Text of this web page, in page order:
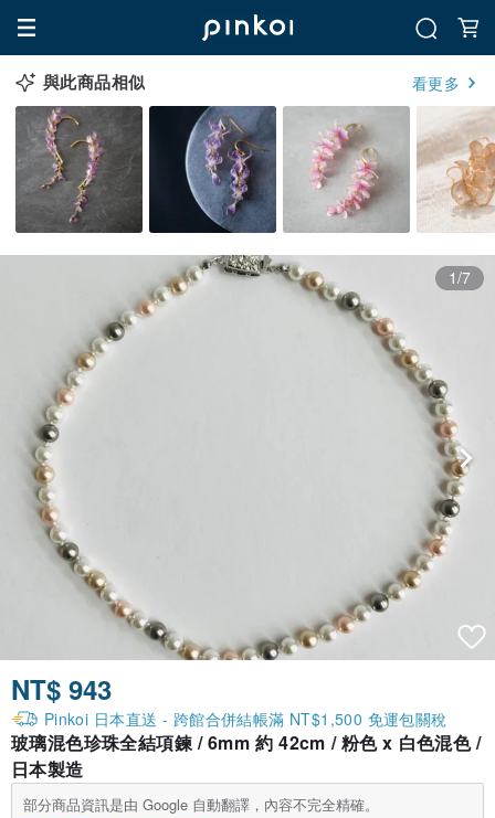
與此商品相似 看更多
1/7
NT$ 943
Pinkoi 日本直送 - 跨館合併結帳滿 NT$1,500 免運包關稅
玻璃混色珍珠全結項鍊 / 6mm 約 42cm / 粉色 x 白色混色 /
日本製造
部分商品資訊是由 Google 自動翻譯，內容不完全精確。